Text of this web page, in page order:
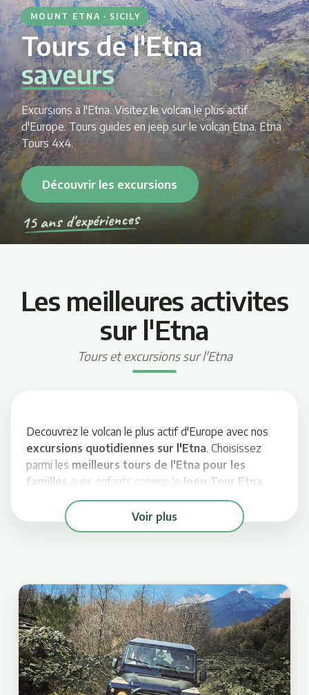
MOUNT ETNA · SICILY
Tours de l'Etna
histoire
Excursions a l'Etna. Visitez le volcan le plus actif
d'Europe. Tours guides en jeep sur le volcan Etna. Etna
Tours 4x4.
Découvrir les excursions
15 ans d'expériences
Les meilleures activites
sur l'Etna
Tours et excursions sur l'Etna
Voir plus
Decouvrez le volcan le plus actif d'Europe avec nos
excursions quotidiennes sur l'Etna. Choisissez
parmi les meilleurs tours de l'Etna pour les
familles avec enfants comme le Jeep Tour Etna
avec randonnee sur les crateres et visite d'une grotte
de lave, ou les excursions avec le
telepherique de
pour explorer les crateres sommitaux actifs.
Vous avez egalement besoin d'unservice de
transfert depuis/vers l'aeroport de Catane?
Pas de souci : notre service professionnel vous
garantit une arrivee et un depart detendus.
Tours de l'Etna - Excursions